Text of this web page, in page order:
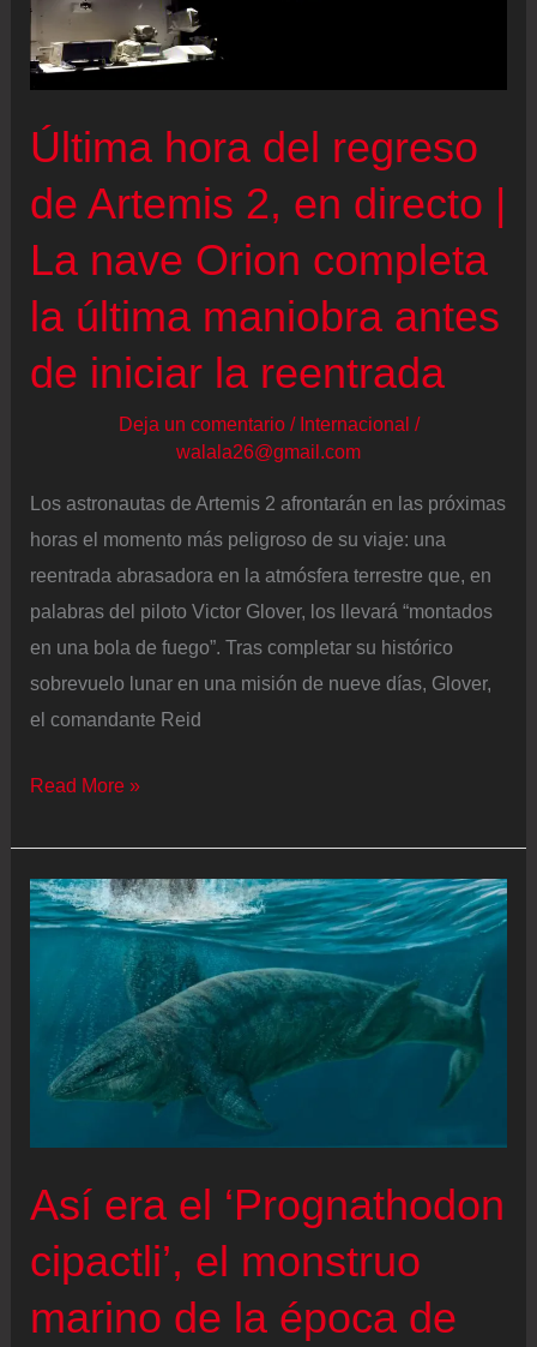
una
misión
histórica
que
ha
llevado
los
humanos
la
Última hora del regreso
de Artemis 2, en directo |
La nave Orion completa
la última maniobra antes
de iniciar la reentrada
Deja un comentario / Internacional /
walala26@gmail.com
Los astronautas de Artemis 2 afrontarán en las próximas
horas el momento más peligroso de su viaje: una
reentrada abrasadora en la atmósfera terrestre que, en
palabras del piloto Victor Glover, los llevará “montados
en una bola de fuego”. Tras completar su histórico
sobrevuelo lunar en una misión de nueve días, Glover,
el comandante Reid
Última
del
regreso
de
directo
La
Orion
completa
última
Read More »
Así era el ‘Prognathodon
cipactli’, el monstruo
marino de la época de